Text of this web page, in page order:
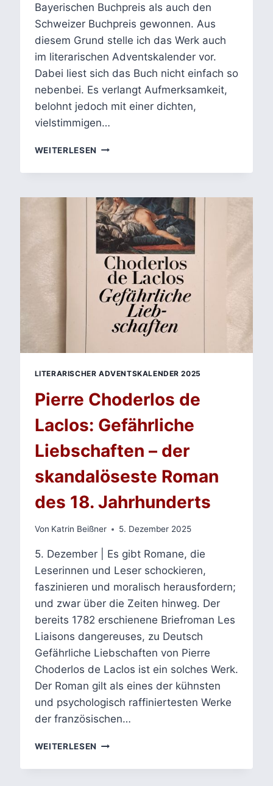
Bayerischen Buchpreis als auch den
Schweizer Buchpreis gewonnen. Aus
diesem Grund stelle ich das Werk auch
im literarischen Adventskalender vor.
Dabei liest sich das Buch nicht einfach so
nebenbei. Es verlangt Aufmerksamkeit,
belohnt jedoch mit einer dichten,
vielstimmigen…
WEITERLESEN DIE
VON
ELMIGER
–
VIELSTIMMIGE
PROSA
MIT
SOGWIRKUNG
LITERARISCHER ADVENTSKALENDER 2025
Pierre Choderlos de
Laclos: Gefährliche
Liebschaften – der
skandalöseste Roman
des 18. Jahrhunderts
Von Katrin Beißner 5. Dezember 2025
5. Dezember | Es gibt Romane, die
Leserinnen und Leser schockieren,
faszinieren und moralisch herausfordern;
und zwar über die Zeiten hinweg. Der
bereits 1782 erschienene Briefroman Les
Liaisons dangereuses, zu Deutsch
Gefährliche Liebschaften von Pierre
Choderlos de Laclos ist ein solches Werk.
Der Roman gilt als eines der kühnsten
und psychologisch raffiniertesten Werke
der französischen…
WEITERLESEN PIERRE
DE